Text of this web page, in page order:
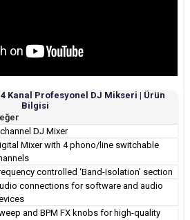
4 Kanal Profesyonel DJ Mikseri | Ürün
Bilgisi
DJ Mixer
Mixer with 4 phono/line switchable
controlled ‘Band-Isolation’ section
connections for software and audio
and BPM FX knobs for high-quality